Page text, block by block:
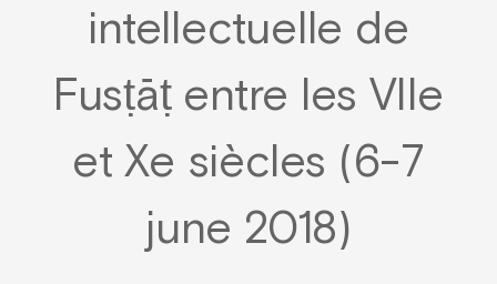
intellectuelle de
Fusṭāṭ entre les VIIe
et Xe siècles (6-7
june 2018)